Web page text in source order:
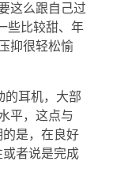
这么跟自己过
些比较甜、年
抑很轻松愉
的耳机，大部
平，这点与
是，在良好
者说是完成